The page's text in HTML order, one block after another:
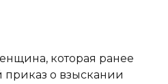
которая ранее
о взыскании